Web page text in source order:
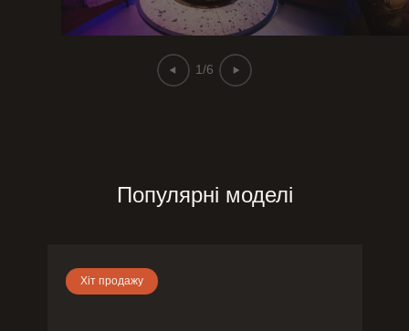
1/6
Популярні моделі
Хіт продажу